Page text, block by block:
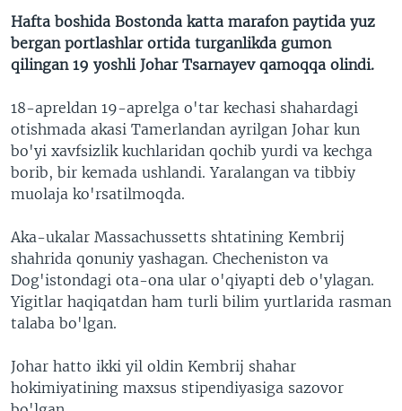
Hafta boshida Bostonda katta marafon paytida yuz
bergan portlashlar ortida turganlikda gumon
qilingan 19 yoshli Johar Tsarnayev qamoqqa olindi.
18-apreldan 19-aprelga o'tar kechasi shahardagi
otishmada akasi Tamerlandan ayrilgan Johar kun
bo'yi xavfsizlik kuchlaridan qochib yurdi va kechga
borib, bir kemada ushlandi. Yaralangan va tibbiy
muolaja ko'rsatilmoqda.
Aka-ukalar Massachussetts shtatining Kembrij
shahrida qonuniy yashagan. Checheniston va
Dog'istondagi ota-ona ular o'qiyapti deb o'ylagan.
Yigitlar haqiqatdan ham turli bilim yurtlarida rasman
talaba bo'lgan.
Johar hatto ikki yil oldin Kembrij shahar
hokimiyatining maxsus stipendiyasiga sazovor